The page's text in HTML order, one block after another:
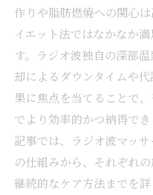
作りや脂肪燃焼への関心
イエット法ではなかなか
す。ラジオ波独自の深部
却によるダウンタイムや
果に焦点を当てることで
でより効率的かつ納得で
記事では、ラジオ波マッ
の仕組みから、それぞれ
継続的なケア方法までを